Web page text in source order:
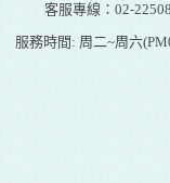
客服專線：02-
服務時間: 周二~周六